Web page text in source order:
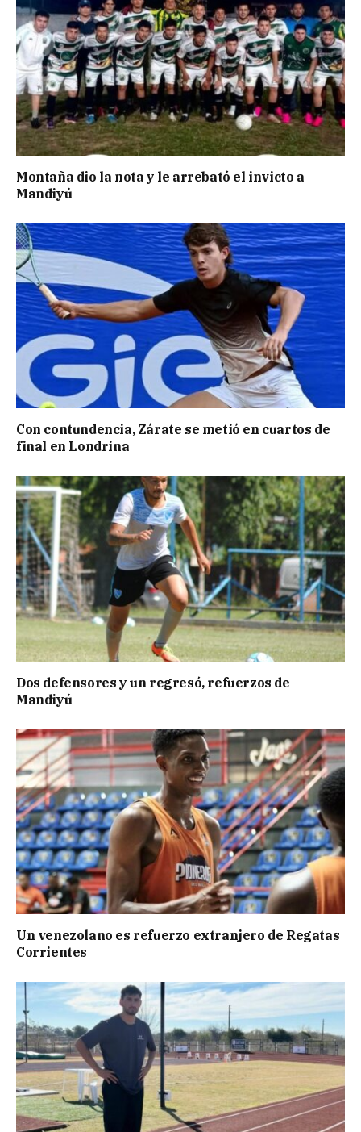
Montaña dio la nota y le arrebató el invicto a
Mandiyú
Con contundencia, Zárate se metió en cuartos de
final en Londrina
Dos defensores y un regresó, refuerzos de
Mandiyú
Un venezolano es refuerzo extranjero de Regatas
Corrientes